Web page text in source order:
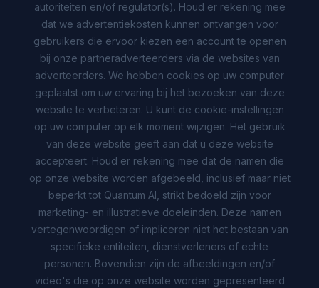
autoriteiten en/of regulator(s). Houd er rekening mee
dat we advertentiekosten kunnen ontvangen voor
gebruikers die ervoor kiezen een account te openen
bij onze partneradverteerders via de websites van
adverteerders. We hebben cookies op uw computer
geplaatst om uw ervaring bij het bezoeken van deze
website te verbeteren. U kunt de cookie-instellingen
op uw computer op elk moment wijzigen. Het gebruik
van deze website geeft aan dat u deze website
accepteert. Houd er rekening mee dat de namen die
op onze website worden afgebeeld, inclusief maar niet
beperkt tot Quantum AI, strikt bedoeld zijn voor
marketing- en illustratieve doeleinden. Deze namen
vertegenwoordigen of impliceren niet het bestaan van
specifieke entiteiten, dienstverleners of echte
personen. Bovendien zijn de afbeeldingen en/of
video's die op onze website worden gepresenteerd